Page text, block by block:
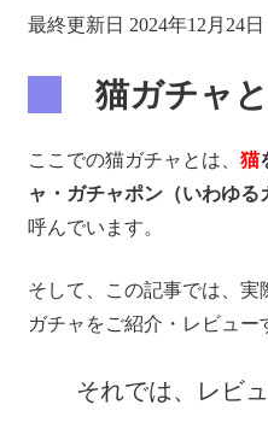
最終更新日 2024年12月24日
猫ガチャと
ここでの猫ガチャとは、 猫
ャ・ガチャポン（いわゆる
呼んでいます。
そして、この記事では、
ガチャをご紹介・レビュー
それでは、レビ